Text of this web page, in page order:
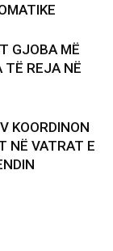
GJOBA MË
TË REJA NË
KOORDINON
NË VATRAT E